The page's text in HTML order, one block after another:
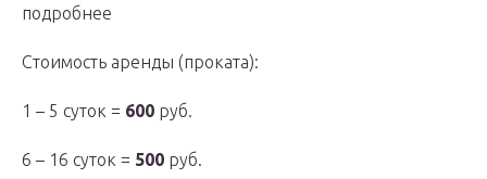
подробнее
Стоимость аренды (проката):
1 – 5 суток = 600 руб.
6 – 16 суток = 500 руб.